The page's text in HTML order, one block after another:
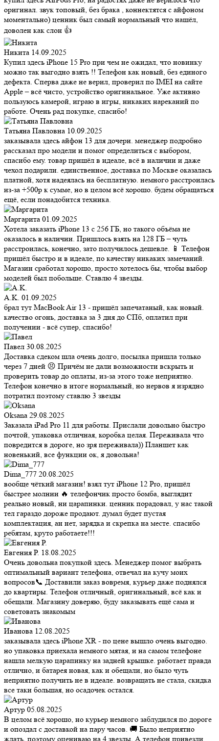
оригинал. звук топовый, без брака , коннектятся с айфоном
моментально) ценник был самый нормальный что нашёл,
доволен как слон 👍
Никита 14.09.2025
Купил здесь iPhone 15 Pro при чем не ожидал, что новинку
можно так выгодно взять !! Телефон как новый, без единого
дефекта. Сперва даже не верил, проверил по IMEI на сайте
Apple – всё чисто, устройство оригинальное. Уже активно
пользуюсь камерой, играю в игры, никаких нареканий по
работе. Очень рад покупке, спасибо!
Татьяна Павловна 10.09.2025
заказывала здесь айфон 13 для дочери. менеджер подробно
рассказал про модели и помог определиться с выбором,
спасибо ему. товар пришёл в идеале, всё в наличии и даже
чехол подарили. единственное, доставка по Москве оказалась
платной, хотя надеялась на бесплатную. немного расстроилась
из-за +500р к сумме, но в целом всё хорошо. будем обращаться
ещё, если понадобится техника.
Маргарита 01.09.2025
Хотела заказать iPhone 13 с 256 ГБ, но такого объёма не
оказалось в наличии. Пришлось взять на 128 ГБ – чуть
расстроилась, конечно, зато получилось дешевле. 📱 Телефон
пришёл быстро и в идеале, по качеству никаких замечаний.
Магазин сработал хорошо, просто хотелось бы, чтобы выбор
моделей был побольше. Ставлю 4 звезды.
A.K. 01.09.2025
брал тут MacBook Air 13 - пришёл запечатаный, как новый.
качество огонь, доставка за 3 дня до СПб, оплатил при
получении - всё супер, спасибо!
Павел 30.08.2025
Доставка сдеком шла очень долго, посылка пришла только
через 7 дней 😣 Причём не дали возможности вскрыть и
проверить товар до оплаты, из-за этого тоже неприятно.
Телефон конечно в итоге нормальный, но нервов я изрядно
потратил поэтому ставлю 3 звезды
Oksana 29.08.2025
Заказала iPad Pro 11 для работы. Прислали довольно быстро
почтой, упаковка отличная, коробка целая. Переживала что
повредится в дороге, но зря переживала)) Планшет как
новенький, все функции ок, я довольна!
Dima_777 20.08.2025
вообще чёткий магазин! взял тут iPhone 12 Pro, пришёл
быстрее молнии 🔥 телефончик просто бомба, выглядит
реально новый, ни царапинки. ценник порадовал, у нас такой
тел гараздо дороже продают. думал будет пустая
комплектация, ан нет, зарядка и скрепка на месте. спасибо
ребятам, круто работаете!!!
Евгения Р. 18.08.2025
Очень довольна покупкой здесь. Менеджер помог выбрать
оптимальный вариант телефона, отвечал на кучу моих
вопросов📞 Доставили заказ вовремя, курьер даже поднялся
до квартиры. Телефон отличный, оригинальный, всё как и
обещали. Магазину доверяю, буду заказывать ещё сама и
советовать знакомым
Иванова 12.08.2025
заказывала здесь iPhone XR - по цене вышло очень выгодно.
но упаковка приехала немного мятая, и на самом телефоне
нашла мелкую царапинку на задней крышке. работает правда
отлично, и батарея новая, как и обещали, но было чуть
неприятно получить не в идеале. возвращать не стала, скидка
все таки большая, но осадочек остался.
Артур 05.08.2025
В целом всё хорошо, но курьер немного заблудился по дороге
и опоздал с доставкой на пару часов. 🚚 Было неприятно
ждать, поэтому оцениваю на 4 звезды. А телефон привезли